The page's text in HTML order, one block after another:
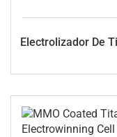
Electrolizador De